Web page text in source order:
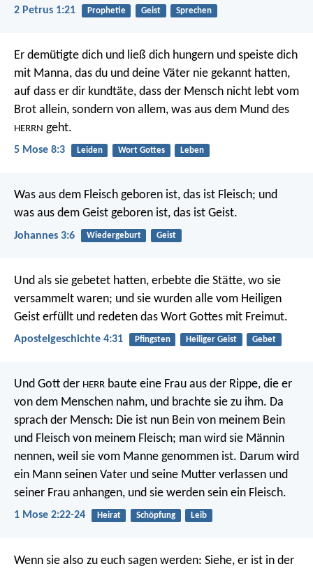
2 Petrus 1:21 Prophetie Geist Sprechen
Er demütigte dich und ließ dich hungern und speiste dich
mit Manna, das du und deine Väter nie gekannt hatten,
auf dass er dir kundtäte, dass der Mensch nicht lebt vom
Brot allein, sondern von allem, was aus dem Mund des
HERRN geht.
5 Mose 8:3 Leiden Wort Gottes Leben
Was aus dem Fleisch geboren ist, das ist Fleisch; und
was aus dem Geist geboren ist, das ist Geist.
Johannes 3:6 Wiedergeburt Geist
Und als sie gebetet hatten, erbebte die Stätte, wo sie
versammelt waren; und sie wurden alle vom Heiligen
Geist erfüllt und redeten das Wort Gottes mit Freimut.
Apostelgeschichte 4:31 Pfingsten Heiliger Geist Gebet
Und Gott der HERR baute eine Frau aus der Rippe, die er
von dem Menschen nahm, und brachte sie zu ihm. Da
sprach der Mensch: Die ist nun Bein von meinem Bein
und Fleisch von meinem Fleisch; man wird sie Männin
nennen, weil sie vom Manne genommen ist. Darum wird
ein Mann seinen Vater und seine Mutter verlassen und
seiner Frau anhangen, und sie werden sein ein Fleisch.
1 Mose 2:22-24 Heirat Schöpfung Leib
Wenn sie also zu euch sagen werden: Siehe, er ist in der